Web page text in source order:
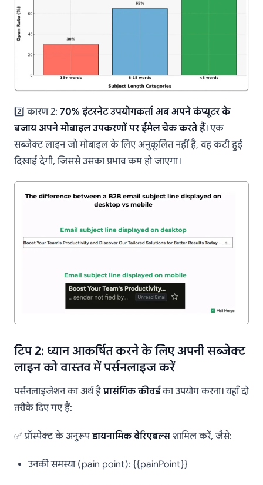
2️⃣ कारण 2: 70% इंटरनेट उपयोगकर्ता अब अपने कंप्यूटर के
बजाय अपने मोबाइल उपकरणों पर ईमेल चेक करते हैं। एक
सब्जेक्ट लाइन जो मोबाइल के लिए अनुकूलित नहीं है, वह कटी हुई
दिखाई देगी, जिससे उसका प्रभाव कम हो जाएगा।
टिप 2: ध्यान आकर्षित करने के लिए अपनी सब्जेक्ट
लाइन को वास्तव में पर्सनलाइज करें
पर्सनलाइजेशन का अर्थ हैप्रासंगिक कीवर्डका उपयोग करना। यहाँ दो
तरीके दिए गए हैं:
✅ प्रॉस्पेक्ट के अनुरूपडायनामिक वेरिएबल्स शामिल करें, जैसे:
उनकी समस्या (pain point): {{painPoint}}